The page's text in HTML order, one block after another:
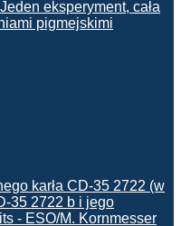
eksperyment, cała
pigmejskimi